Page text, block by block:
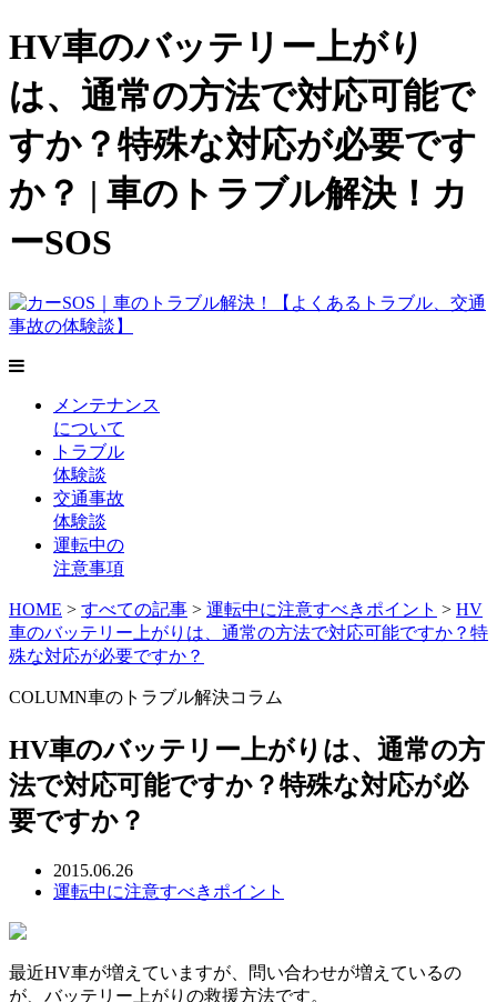
HV車のバッテリー上がり
は、通常の方法で対応可能で
すか？特殊な対応が必要です
か？ | 車のトラブル解決！カ
ーSOS
メンテナンス
について
トラブル
体験談
交通事故
体験談
運転中の
注意事項
HOME > すべての記事 > 運転中に注意すべきポイント > HV
車のバッテリー上がりは、通常の方法で対応可能ですか？特
殊な対応が必要ですか？
COLUMN車のトラブル解決コラム
HV車のバッテリー上がりは、通常の方
法で対応可能ですか？特殊な対応が必
要ですか？
2015.06.26
運転中に注意すべきポイント
最近HV車が増えていますが、問い合わせが増えているの
が、バッテリー上がりの救援方法です。